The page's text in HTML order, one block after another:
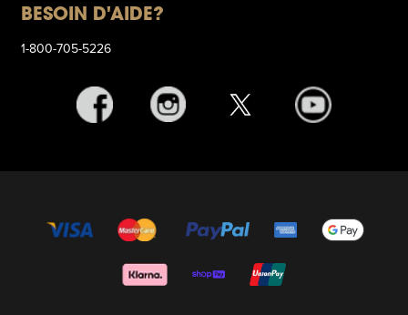
BESOIN D'AIDE?
1-800-705-5226